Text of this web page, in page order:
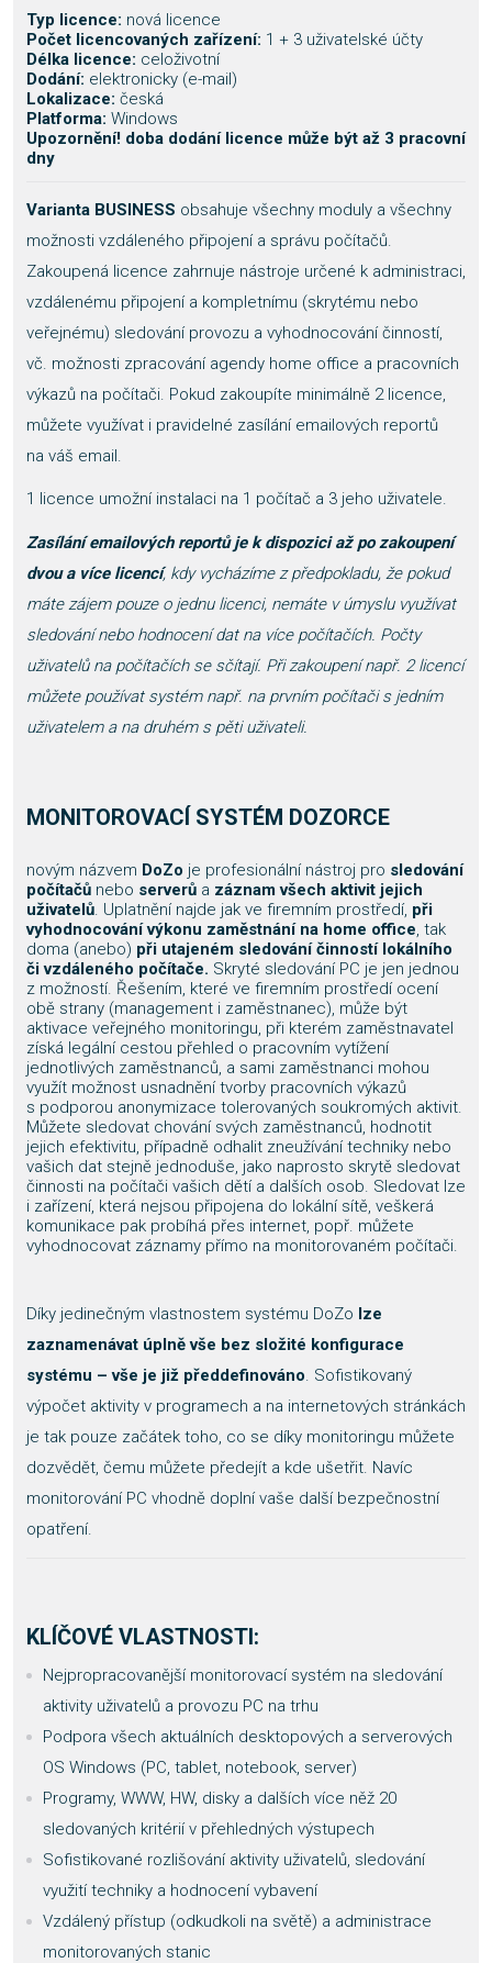
Typ licence: nová licence
Počet licencovaných zařízení: 1 + 3 uživatelské účty
Délka licence: celoživotní
Dodání: elektronicky (e-mail)
Lokalizace: česká
Platforma: Windows
Upozornění! doba dodání licence může být až 3 pracovní
dny
Varianta BUSINESS obsahuje všechny moduly a všechny
možnosti vzdáleného připojení a správu počítačů.
Zakoupená licence zahrnuje nástroje určené k administraci,
vzdálenému připojení a kompletnímu (skrytému nebo
veřejnému) sledování provozu a vyhodnocování činností,
vč. možnosti zpracování agendy home office a pracovních
výkazů na počítači. Pokud zakoupíte minimálně 2 licence,
můžete využívat i pravidelné zasílání emailových reportů
na váš email.
1 licence umožní instalaci na 1 počítač a 3 jeho uživatele.
Zasílání emailových reportů je k dispozici až po zakoupení
dvou a více licencí, kdy vycházíme z předpokladu, že pokud
máte zájem pouze o jednu licenci, nemáte v úmyslu využívat
sledování nebo hodnocení dat na více počítačích. Počty
uživatelů na počítačích se sčítají. Při zakoupení např. 2 licencí
můžete používat systém např. na prvním počítači s jedním
uživatelem a na druhém s pěti uživateli.
MONITOROVACÍ SYSTÉM DOZORCE
novým názvem DoZo je profesionální nástroj pro sledování
počítačů nebo serverů a záznam všech aktivit jejich
uživatelů. Uplatnění najde jak ve firemním prostředí, při
vyhodnocování výkonu zaměstnání na home office, tak
doma (anebo) při utajeném sledování činností lokálního
či vzdáleného počítače. Skryté sledování PC je jen jednou
z možností. Řešením, které ve firemním prostředí ocení
obě strany (management i zaměstnanec), může být
aktivace veřejného monitoringu, při kterém zaměstnavatel
získá legální cestou přehled o pracovním vytížení
jednotlivých zaměstnanců, a sami zaměstnanci mohou
využít možnost usnadnění tvorby pracovních výkazů
s podporou anonymizace tolerovaných soukromých aktivit.
Můžete sledovat chování svých zaměstnanců, hodnotit
jejich efektivitu, případně odhalit zneužívání techniky nebo
vašich dat stejně jednoduše, jako naprosto skrytě sledovat
činnosti na počítači vašich dětí a dalších osob. Sledovat lze
i zařízení, která nejsou připojena do lokální sítě, veškerá
komunikace pak probíhá přes internet, popř. můžete
vyhodnocovat záznamy přímo na monitorovaném počítači.
Díky jedinečným vlastnostem systému DoZo lze
zaznamenávat úplně vše bez složité konfigurace
systému – vše je již předdefinováno. Sofistikovaný
výpočet aktivity v programech a na internetových stránkách
je tak pouze začátek toho, co se díky monitoringu můžete
dozvědět, čemu můžete předejít a kde ušetřit. Navíc
monitorování PC vhodně doplní vaše další bezpečnostní
opatření.
KLÍČOVÉ VLASTNOSTI:
Nejpropracovanější monitorovací systém na sledování
aktivity uživatelů a provozu PC na trhu
Podpora všech aktuálních desktopových a serverových
OS Windows (PC, tablet, notebook, server)
Programy, WWW, HW, disky a dalších více něž 20
sledovaných kritérií v přehledných výstupech
Sofistikované rozlišování aktivity uživatelů, sledování
využití techniky a hodnocení vybavení
Vzdálený přístup (odkudkoli na světě) a administrace
monitorovaných stanic